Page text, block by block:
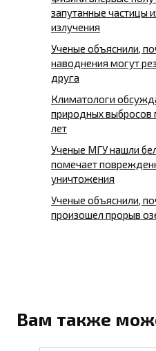
запутанные частицы
излучения
Ученые объяснили,
наводнения могут
друга
Климатологи
природных выбросов
лет
Ученые МГУ нашли
помечает
уничтожения
Ученые объяснили,
произошел прорыв
Вам также